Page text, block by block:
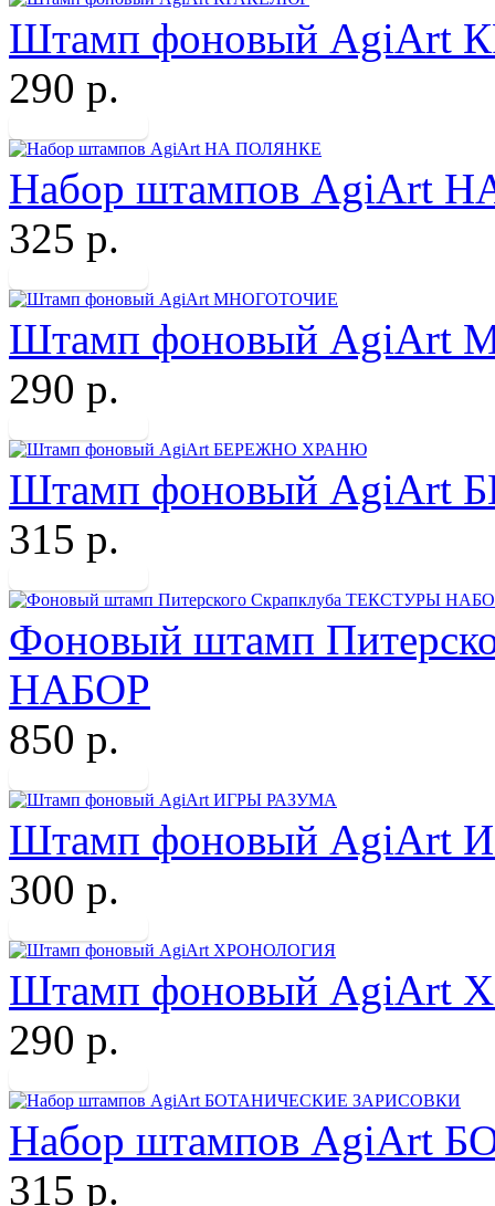
Штамп фоновый AgiArt
290 р.
Набор штампов AgiArt
325 р.
Штамп фоновый
290 р.
Штамп фоновый
315 р.
Фоновый штамп
НАБОР
850 р.
Штамп фоновый AgiArt
300 р.
Штамп фоновый AgiArt
290 р.
Набор штампов
315 р.